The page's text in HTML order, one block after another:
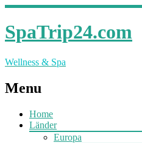
SpaTrip24.com
Wellness & Spa
Menu
Home
Länder
Europa